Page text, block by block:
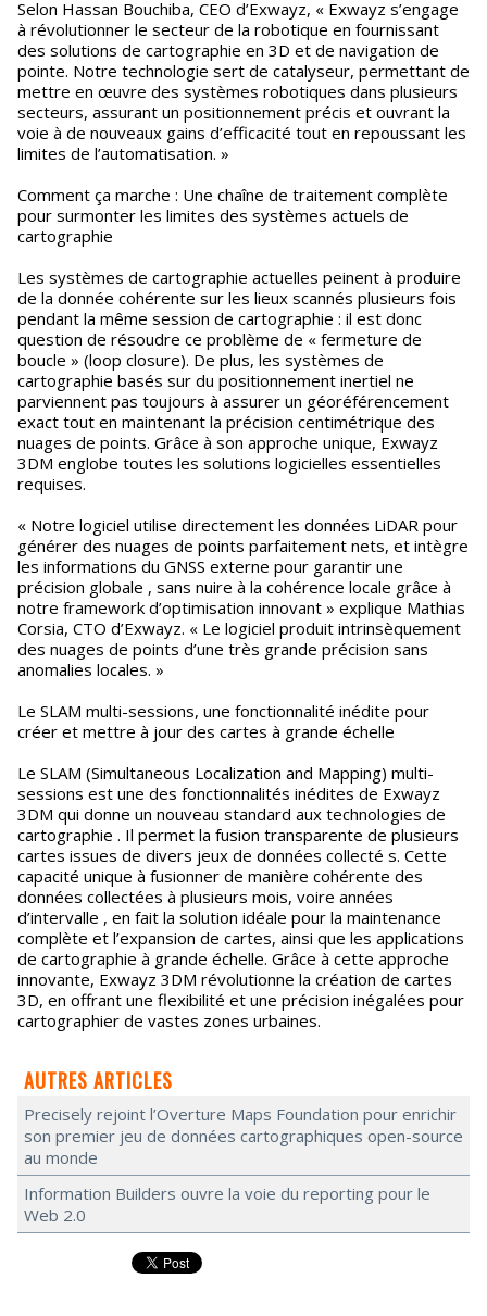
Selon Hassan Bouchiba, CEO d’Exwayz, « Exwayz s’engage
à révolutionner le secteur de la robotique en fournissant
des solutions de cartographie en 3D et de navigation de
pointe. Notre technologie sert de catalyseur, permettant de
mettre en œuvre des systèmes robotiques dans plusieurs
secteurs, assurant un positionnement précis et ouvrant la
voie à de nouveaux gains d’efficacité tout en repoussant les
limites de l’automatisation. »
Comment ça marche : Une chaîne de traitement complète
pour surmonter les limites des systèmes actuels de
cartographie
Les systèmes de cartographie actuelles peinent à produire
de la donnée cohérente sur les lieux scannés plusieurs fois
pendant la même session de cartographie : il est donc
question de résoudre ce problème de « fermeture de
boucle » (loop closure). De plus, les systèmes de
cartographie basés sur du positionnement inertiel ne
parviennent pas toujours à assurer un géoréférencement
exact tout en maintenant la précision centimétrique des
nuages de points. Grâce à son approche unique, Exwayz
3DM englobe toutes les solutions logicielles essentielles
requises.
« Notre logiciel utilise directement les données LiDAR pour
générer des nuages de points parfaitement nets, et intègre
les informations du GNSS externe pour garantir une
précision globale , sans nuire à la cohérence locale grâce à
notre framework d’optimisation innovant » explique Mathias
Corsia, CTO d’Exwayz. « Le logiciel produit intrinsèquement
des nuages de points d’une très grande précision sans
anomalies locales. »
Le SLAM multi-sessions, une fonctionnalité inédite pour
créer et mettre à jour des cartes à grande échelle
Le SLAM (Simultaneous Localization and Mapping) multi-
sessions est une des fonctionnalités inédites de Exwayz
3DM qui donne un nouveau standard aux technologies de
cartographie . Il permet la fusion transparente de plusieurs
cartes issues de divers jeux de données collecté s. Cette
capacité unique à fusionner de manière cohérente des
données collectées à plusieurs mois, voire années
d’intervalle , en fait la solution idéale pour la maintenance
complète et l’expansion de cartes, ainsi que les applications
de cartographie à grande échelle. Grâce à cette approche
innovante, Exwayz 3DM révolutionne la création de cartes
3D, en offrant une flexibilité et une précision inégalées pour
cartographier de vastes zones urbaines.
AUTRES ARTICLES
Precisely rejoint l’Overture Maps Foundation pour enrichir
son premier jeu de données cartographiques open-source
au monde
Information Builders ouvre la voie du reporting pour le
Web 2.0